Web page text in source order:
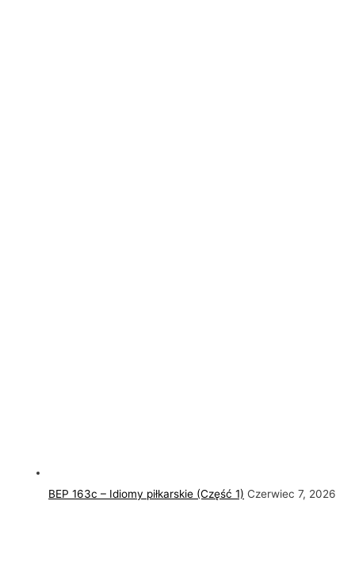
BEP 163c – Idiomy piłkarskie (Część 1) Czerwiec 7, 2026